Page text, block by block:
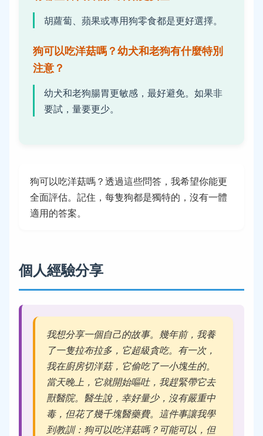
胡蘿蔔、蘋果或專用狗零食都是更好選擇。
狗可以吃洋菇嗎？幼犬和老狗有什麼特別
注意？
幼犬和老狗腸胃更敏感，最好避免。如果非
要試，量要更少。
狗可以吃洋菇嗎？透過這些問答，我希望你能更
全面評估。記住，每隻狗都是獨特的，沒有一體
適用的答案。
個人經驗分享
我想分享一個自己的故事。幾年前，我養
了一隻拉布拉多，它超級貪吃。有一次，
我在廚房切洋菇，它偷吃了一小塊生的。
當天晚上，它就開始嘔吐，我趕緊帶它去
獸醫院。醫生說，幸好量少，沒有嚴重中
毒，但花了幾千塊醫藥費。這件事讓我學
到教訓：狗可以吃洋菇嗎？可能可以，但